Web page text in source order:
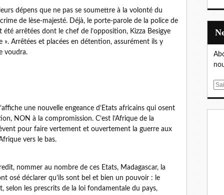
dépens que ne pas se soumettre à la volonté du
de lèse-majesté. Déjà, le porte-parole de la police de
arrêtées dont le chef de l’opposition, Kizza Besigye
Arrêtées et placées en détention, assurément ils y
voudra.
une nouvelle engeance d’Etats africains qui osent
NON à la compromission. C’est l’Afrique de la
pour faire vertement et ouvertement la guerre aux
vers le bas.
nommer au nombre de ces Etats, Madagascar, la
osé déclarer qu’ils sont bel et bien un pouvoir : le
selon les prescrits de la loi fondamentale du pays,
E